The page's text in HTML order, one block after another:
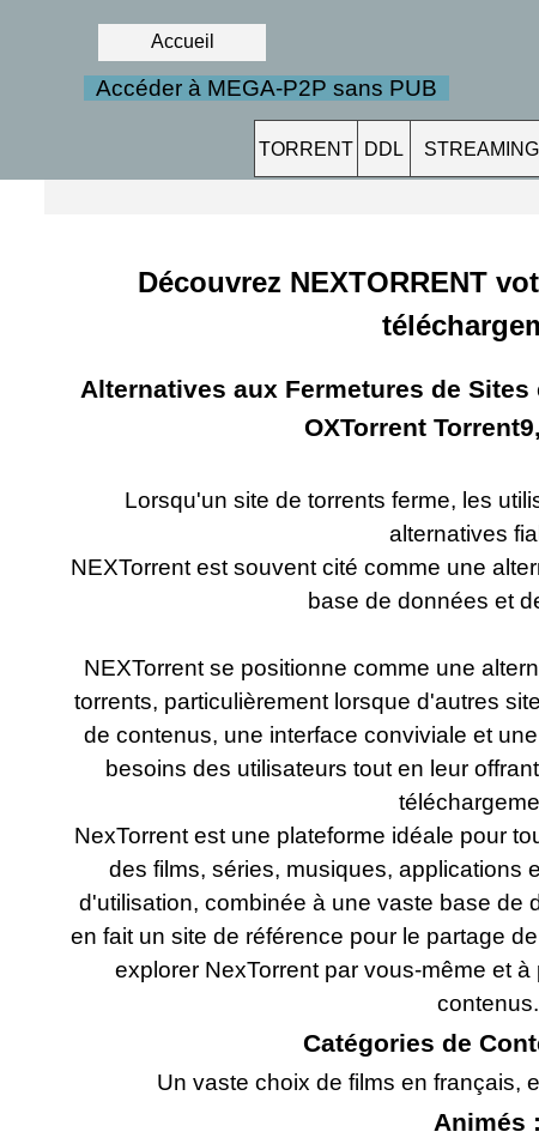
Accueil
TORRENT DDL STREAMING
Accéder à MEGA-P2P sans PUB
Découvrez NEXTORRENT
Alternatives aux Fermetures de Sites
OXTorrent
Lorsqu'un site de torrents ferme, les
alternatives
NEXTorrent est souvent cité comme une
base de données et
NEXTorrentse positionne comme une
torrents, particulièrement lorsque d'autres
de contenus, une interface conviviale et
besoins des utilisateurs tout en leur
NexTorrent est une plateforme idéale pour
des films, séries, musiques, applications
d'utilisation, combinée à une vaste base de
en fait un site de référence pour le partage
explorer NexTorrent par vous-même et
contenus.
Catégories de
Un vaste choix de films en français,
Animés :